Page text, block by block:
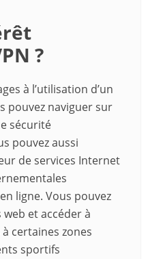
?
à l’utilisation d’un
pouvez naviguer sur
sécurité
pouvez aussi
de services Internet
ligne. Vous pouvez
et accéder à
certaines zones
sportifs